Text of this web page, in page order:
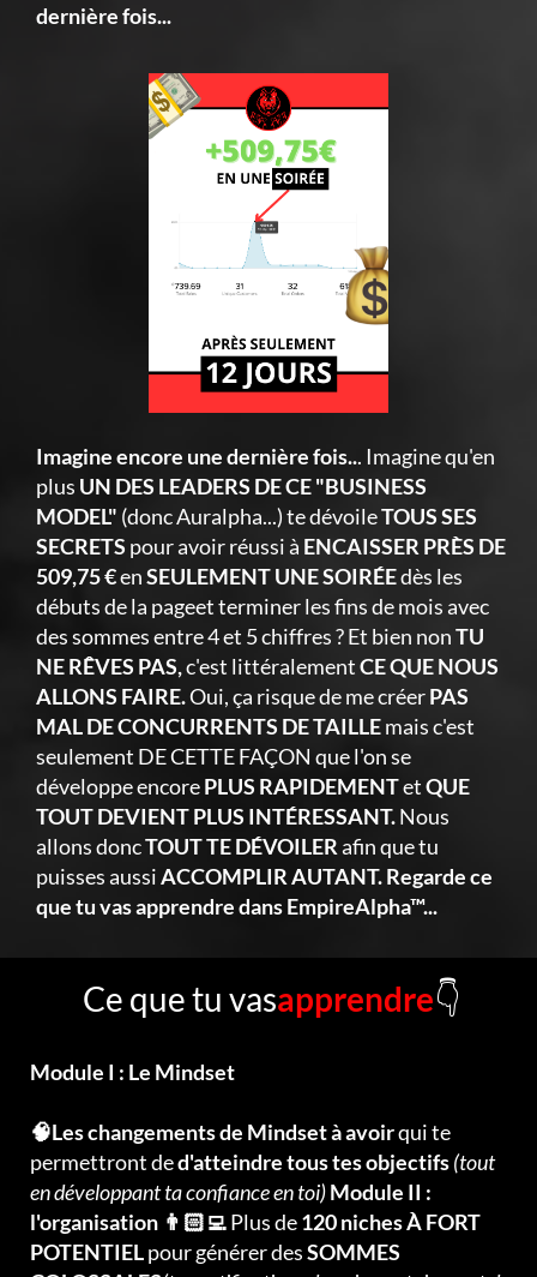
dernière fois...
Imagine encore une dernière fois... Imagine qu'en
plus UN DES LEADERS DE CE "BUSINESS
MODEL" (donc Auralpha...) te dévoileTOUS SES
SECRETS pour avoir réussi à ENCAISSER PRÈS DE
509,75 €enSEULEMENT UNE SOIRÉEdès les
débuts de la pageet terminer les fins de mois avec
des sommes entre 4 et 5 chiffres ? Et bien nonTU
NE RÊVES PAS,c'est littéralementCE QUE NOUS
ALLONS FAIRE.Oui, ça risque de me créerPAS
MAL DE CONCURRENTS DE TAILLEmais c'est
seulement DE CETTE FAÇON que l'on se
développe encorePLUS RAPIDEMENTetQUE
TOUT DEVIENT PLUS INTÉRESSANT.Nous
allons doncTOUT TE DÉVOILERafin que tu
puisses aussiACCOMPLIR AUTANT. Regarde ce
que tu vas apprendre dans EmpireAlpha™...
Ce que tu vasapprendre👇
Module I : Le Mindset
🧠Les changements de Mindset à avoirqui te
permettront ded'atteindre tous tes objectifs(tout
en développant ta confiance en toi)Module II :
l'organisation 👨🏻‍💻Plus de120 niches À FORT
POTENTIELpour générer desSOMMES